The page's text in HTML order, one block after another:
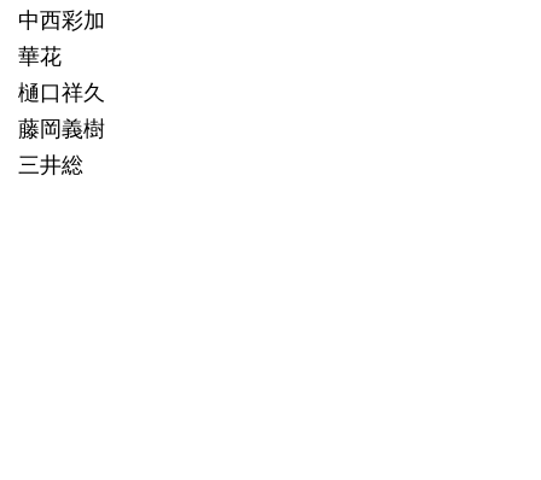
中西彩加
華花
樋口祥久
藤岡義樹
三井総